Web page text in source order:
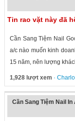
Tin rao vặt này đã
Cần Sang Tiệm Nail
a/c nào muốn kinh
15 năm, nên lượng
1,928 lượt xem ·
Cần Sang Tiệm Nail In